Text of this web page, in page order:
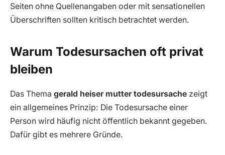
Seiten ohne Quellenangaben oder mit sensationellen
Überschriften sollten kritisch betrachtet werden.
Warum Todesursachen oft privat
bleiben
Das Thema gerald heiser mutter todesursache zeigt
ein allgemeines Prinzip: Die Todesursache einer
Person wird häufig nicht öffentlich bekannt gegeben.
Dafür gibt es mehrere Gründe.